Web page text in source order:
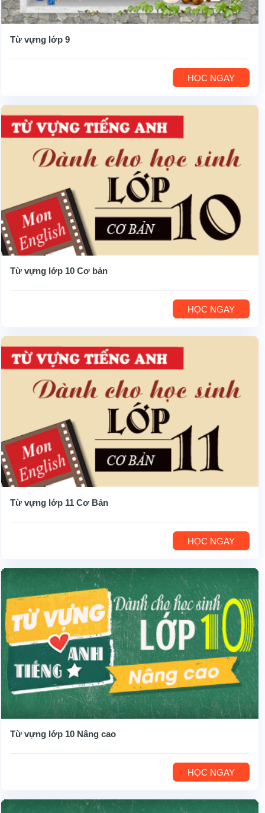
Từ vựng lớp 9
HỌC NGAY
Từ vựng lớp 10 Cơ bản
HỌC NGAY
Từ vựng lớp 11 Cơ Bản
HỌC NGAY
Từ vựng lớp 10 Nâng cao
HỌC NGAY